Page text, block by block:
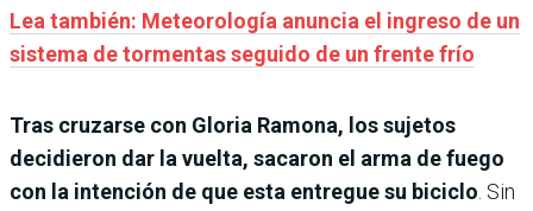
Lea también: Meteorología anuncia el ingreso de un
sistema de tormentas seguido de un frente frío
Tras cruzarse con Gloria Ramona, los sujetos
decidieron dar la vuelta, sacaron el arma de fuego
con la intención de que esta entregue su biciclo. Sin